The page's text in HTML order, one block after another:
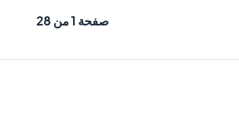
صفحة 1 من 28